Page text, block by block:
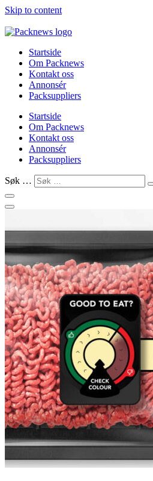
Skip to content
Startside
Om Packnews
Kontakt oss
Annonsér
Packsuppliers
Startside
Om Packnews
Kontakt oss
Annonsér
Packsuppliers
Søk …